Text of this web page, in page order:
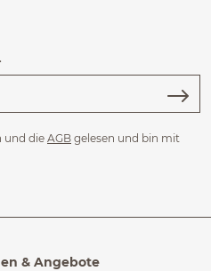
und die AGB gelesen und bin mit
& Angebote